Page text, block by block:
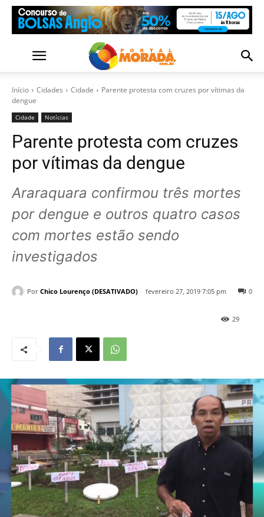
Início Cidades Cidade
Parente protesta com cruzes por vítimas da
dengue
Cidade Notícias
Parente protesta com cruzes
por vítimas da dengue
Araraquara confirmou três mortes
por dengue e outros quatro casos
com mortes estão sendo
investigados
Por Chico Lourenço (DESATIVADO) fevereiro 27, 2019 7:05 pm 0
29